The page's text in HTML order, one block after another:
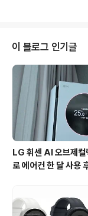
일합니다. 외관으로 볼 때
게 사실이나, 스펙에 있어
었습니다. CPU부터 살펴
이크가 사용되었으나,
대 아이스레이크가 탑재
있게 되었습니다. ..
이 블로그 인기글
LG 휘센 AI 오브제컬
로 에어컨 한 달 사용